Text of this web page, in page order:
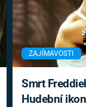
ZAJÍMAVOSTI
Smrt
Hudební